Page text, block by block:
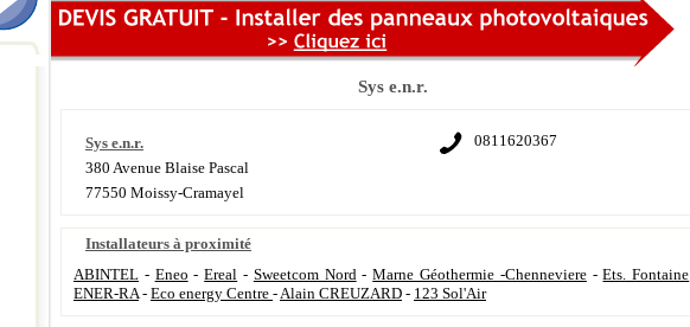
Sys e.n.r.
0811620367
Sys e.n.r.
380 Avenue Blaise Pascal
77550 Moissy-Cramayel
Installateurs à proximité
ABINTEL - Eneo -Ereal - Sweetcom Nord-Marne Géothermie -Chenneviere-Ets. Fontaine
ENER-RA- Eco energy Centre -Alain CREUZARD - 123 Sol'Air